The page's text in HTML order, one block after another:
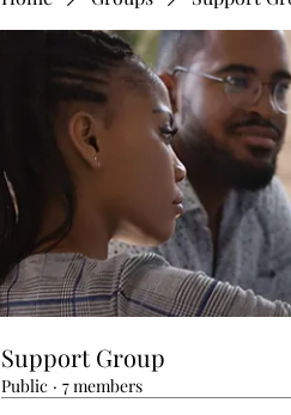
Support Group
Public · 7 members